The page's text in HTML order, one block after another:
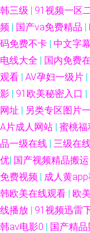
韩三级 | 91视频一区
频 | 国产va免费精品 |
码免费不卡 | 中文字
电线大全 | 国内免费
观看 | AV孕妇一级片 |
影 | 91欧美秘密入口 |
网址 | 另类专区图片
A片成人网站 | 蜜桃福
品一级在线 | 三级在
优| 国产视频精品搬运
免费视频 | 成人黄
韩欧美在线观看 | 欧
线播放 | 91视频迅雷
韩aⅴ电影0 | 国产精品